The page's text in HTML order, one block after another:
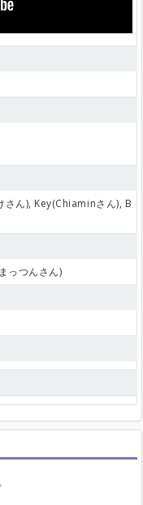
ん), Key(Chiaminさん), B
っつんさん)